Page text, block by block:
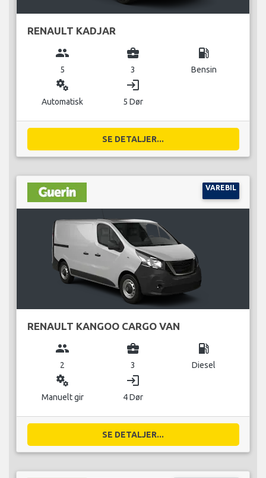
RENAULT KADJAR
group
5
business_center
3
local_gas_station
Bensin
miscellaneous_services
Automatisk
login
5 Dør
SE DETALJER...
VAREBIL
RENAULT KANGOO CARGO VAN
group
2
business_center
3
local_gas_station
Diesel
miscellaneous_services
Manuelt gir
login
4 Dør
SE DETALJER...